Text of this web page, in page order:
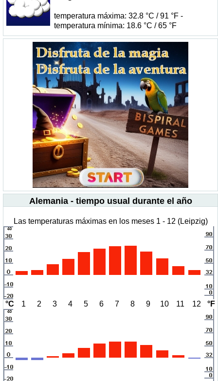
temperatura máxima: 32.8 °C / 91 °F -
temperatura mínima: 18.6 °C / 65 °F
Alemania - tiempo usual durante el año
Las temperaturas máximas en los meses 1 - 12 (Leipzig)
°C 1 2 3 4 5 6 7 8 9 10 11 12 °F